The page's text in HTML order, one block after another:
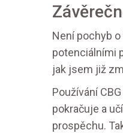
Není pochyb
potenciálními
jak jsem již
Používání
pokračuje a
prospěchu.